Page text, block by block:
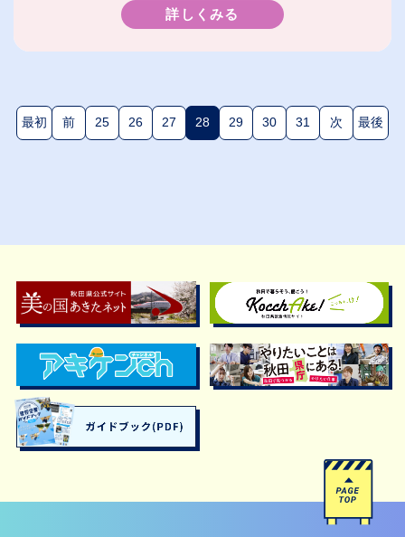
詳しくみる
最初 前 25 26 27 28(現在のページ)
29 30 31 次 最後